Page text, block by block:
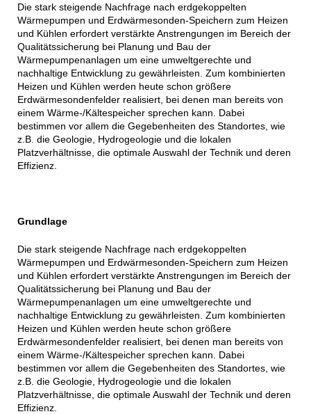
Die stark steigende Nachfrage nach erdgekoppelten
Wärmepumpen und Erdwärmesonden-Speichern zum Heizen
und Kühlen erfordert verstärkte Anstrengungen im Bereich der
Qualitätssicherung bei Planung und Bau der
Wärmepumpenanlagen um eine umweltgerechte und
nachhaltige Entwicklung zu gewährleisten. Zum kombinierten
Heizen und Kühlen werden heute schon größere
Erdwärmesondenfelder realisiert, bei denen man bereits von
einem Wärme-/Kältespeicher sprechen kann. Dabei
bestimmen vor allem die Gegebenheiten des Standortes, wie
z.B. die Geologie, Hydrogeologie und die lokalen
Platzverhältnisse, die optimale Auswahl der Technik und deren
Effizienz.
Grundlage
Die stark steigende Nachfrage nach erdgekoppelten
Wärmepumpen und Erdwärmesonden-Speichern zum Heizen
und Kühlen erfordert verstärkte Anstrengungen im Bereich der
Qualitätssicherung bei Planung und Bau der
Wärmepumpenanlagen um eine umweltgerechte und
nachhaltige Entwicklung zu gewährleisten. Zum kombinierten
Heizen und Kühlen werden heute schon größere
Erdwärmesondenfelder realisiert, bei denen man bereits von
einem Wärme-/Kältespeicher sprechen kann. Dabei
bestimmen vor allem die Gegebenheiten des Standortes, wie
z.B. die Geologie, Hydrogeologie und die lokalen
Platzverhältnisse, die optimale Auswahl der Technik und deren
Effizienz.